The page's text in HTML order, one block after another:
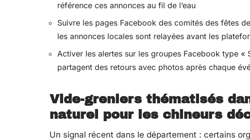
référence ces annonces au fil de l’eau
Suivre les pages Facebook des comités des fêtes
les annonces locales sont relayées avant les
Activer les alertes sur les groupes Facebook type «
partagent des retours avec photos après chaque
Vide-greniers thématisés
naturel pour les chineurs
Un signal récent dans le département : certains